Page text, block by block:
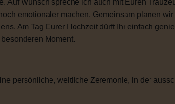
Wunsch spreche ich auch mit Euren
emotionaler machen. Gemeinsam planen
Am Tag Eurer Hochzeit dürft Ihr einfach
Moment.
persönliche, weltliche Zeremonie, in der